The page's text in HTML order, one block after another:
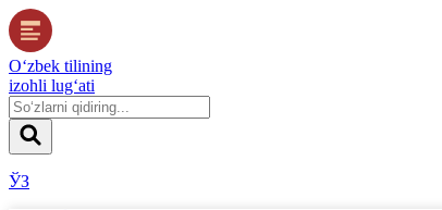
O‘zbek tilining
izohli lug‘ati
ЎЗ